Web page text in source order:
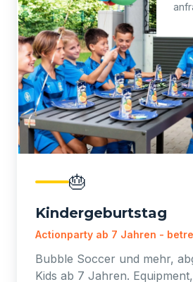
🎂
Kindergeburtstag
Actionparty ab 7 Jahren -
Bubble Soccer und mehr,
Kids ab 7 Jahren.